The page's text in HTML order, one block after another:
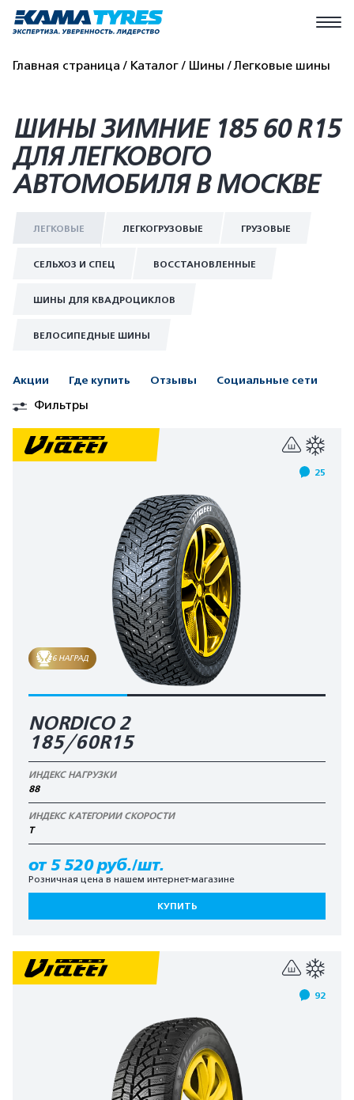
Главная страница Каталог Шины Легковые шины
ШИНЫ ЗИМНИЕ 185 60 R15
ДЛЯ ЛЕГКОВОГО
АВТОМОБИЛЯ В МОСКВЕ
ЛЕГКОВЫЕ ЛЕГКОГРУЗОВЫЕ ГРУЗОВЫЕ
СЕЛЬХОЗ И СПЕЦ ВОССТАНОВЛЕННЫЕ
ШИНЫ ДЛЯ КВАДРОЦИКЛОВ
ВЕЛОСИПЕДНЫЕ ШИНЫ
Акции Где купить Отзывы Социальные сети
Фильтры
25
6 НАГРАД
NORDICO 2
185/60R15
ИНДЕКС НАГРУЗКИ
88
ИНДЕКС КАТЕГОРИИ СКОРОСТИ
T
от 5 520 руб./шт.
Розничная цена в нашем интернет-магазине
КУПИТЬ
92